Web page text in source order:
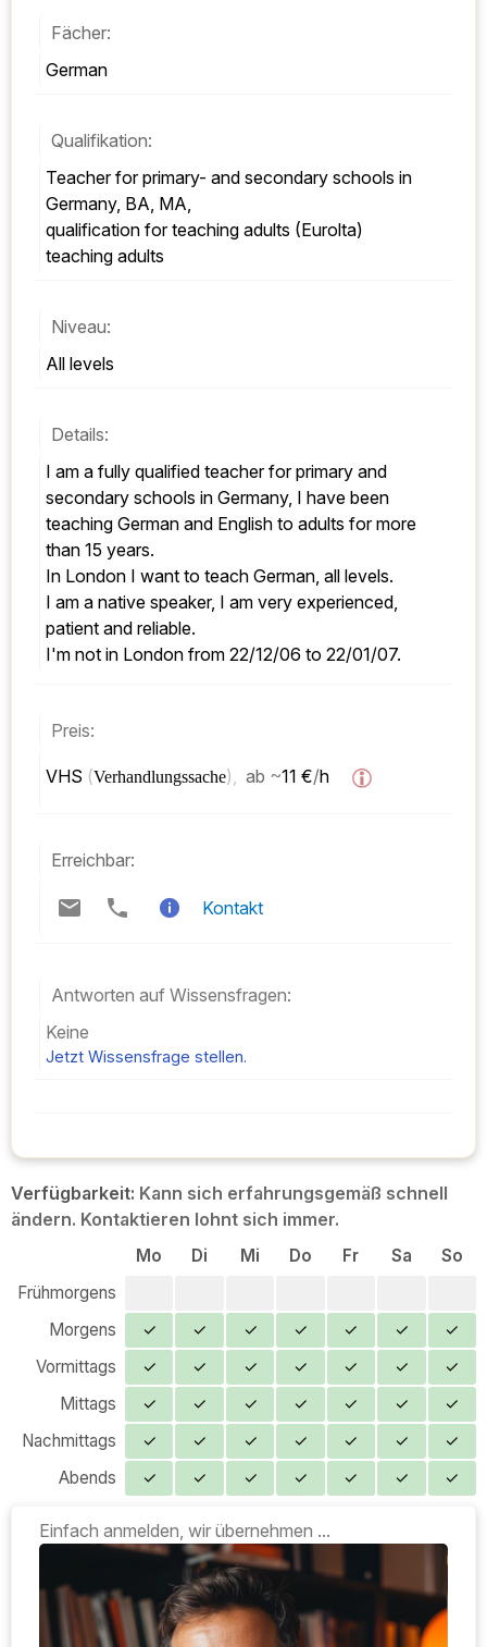
Fächer:
German
Qualifikation:
Teacher for primary- and secondary schools in
Germany, BA, MA,
qualification for teaching adults (Eurolta)
teaching adults
Niveau:
All levels
Details:
I am a fully qualified teacher for primary and
secondary schools in Germany, I have been
teaching German and English to adults for more
than 15 years.
In London I want to teach German, all levels.
I am a native speaker, I am very experienced,
patient and reliable.
I'm not in London from 22/12/06 to 22/01/07.
Preis:
VHS (Verhandlungssache), ab ~11 €/h
Erreichbar:
Kontakt
Antworten auf Wissensfragen:
Keine
Jetzt Wissensfrage stellen.
Verfügbarkeit: Kann sich erfahrungsgemäß schnell
ändern. Kontaktieren lohnt sich immer.
Mo Di Mi Do Fr Sa
So
Frühmorgens
Morgens
✓ ✓ ✓ ✓ ✓ ✓
✓
Vormittags
✓ ✓ ✓ ✓ ✓ ✓
✓
Mittags
✓ ✓ ✓ ✓ ✓ ✓
✓
Nachmittags
✓ ✓ ✓ ✓ ✓ ✓
✓
Abends
✓ ✓ ✓ ✓ ✓ ✓ ✓
Einfach anmelden, wir übernehmen ...